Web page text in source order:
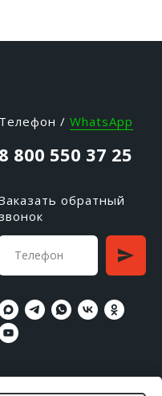
Телефон / WhatsApp
8 800 550 37 25
обратный